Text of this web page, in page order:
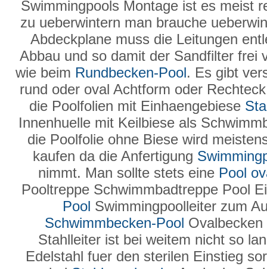
Swimmingpools Montage ist es meist
zu ueberwintern man brauche
Abdeckplane muss die Leitungen
Abbau und so damit der Sandfilter frei
wie beim Rundbecken-Pool. Es gibt
rund oder oval Achtform oder
die Poolfolien mit Einhaengebiese
Innenhuelle mit Keilbiese als
die Poolfolie ohne Biese wird
kaufen da die Anfertigung
nimmt. Man sollte stets eine Pool
Pooltreppe Schwimmbadtreppe Pool
Pool Swimmingpoolleiter zum
Schwimmbecken-Pool
Stahlleiter ist bei weitem nicht so
Edelstahl fuer den sterilen Einstieg